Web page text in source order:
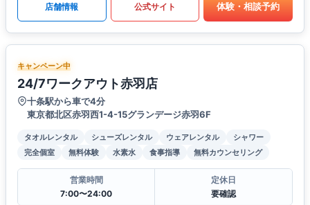
店舗情報 公式サイト 体験・相談予約
キャンペーン中
24/7ワークアウト赤羽店
十条駅から車で4分
東京都北区赤羽西1-4-15グランデージ赤羽6F
タオルレンタル シューズレンタル ウェアレンタル
シャワー
完全個室
無料体験 水素水 食事指導 無料カウンセリング
営業時間
7:00〜24:00
定休日
要確認